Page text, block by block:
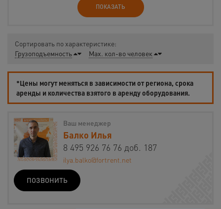
ПОКАЗАТЬ
Сортировать по характеристике:
Грузоподъемность
Max. кол-во человек
*Цены могут меняться в зависимости от региона, срока
аренды и количества взятого в аренду оборудования.
Ваш менеджер
Балко Илья
8 495 926 76 76 доб. 187
ilya.balko@fortrent.net
ПОЗВОНИТЬ